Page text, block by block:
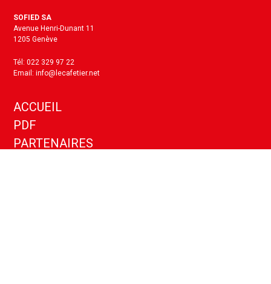
SOFIED SA
Avenue Henri-Dunant 11
1205 Genève
Tél: 022 329 97 22
Email: info@lecafetier.net
ACCUEIL
PDF
PARTENAIRES